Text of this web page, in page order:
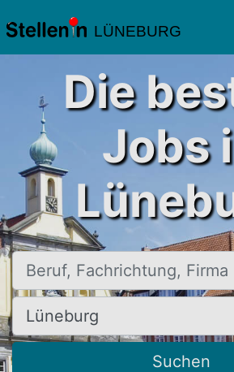
LÜNEBURG
Die
Jobs
Beruf, Fachrichtung, Firma
Ort, Stadt
Suchen